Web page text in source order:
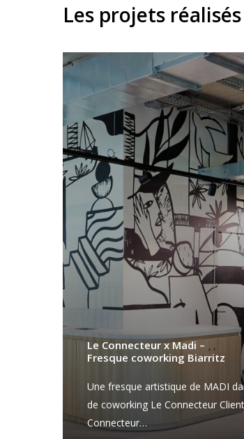
Les projets
Le Connecteur x Madi –
Fresque coworking Biarritz
Une fresque artistique de MADI
de coworking Le Connecteur
Connecteur…